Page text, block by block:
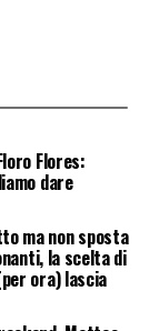
Flores:
dare
ma non sposta
la scelta di
ora) lascia